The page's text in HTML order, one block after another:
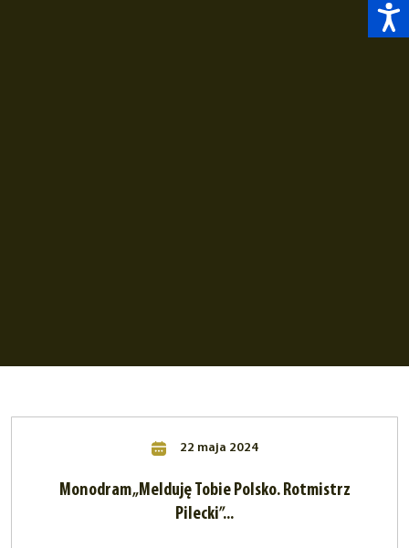
22 maja 2024
Monodram „Melduję Tobie Polsko. Rotmistrz
Pilecki”...